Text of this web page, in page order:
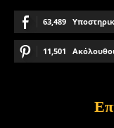
63,489
11,501